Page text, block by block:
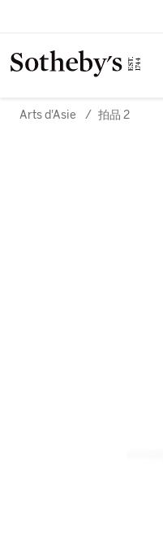
Arts d'Asie / 拍品 2